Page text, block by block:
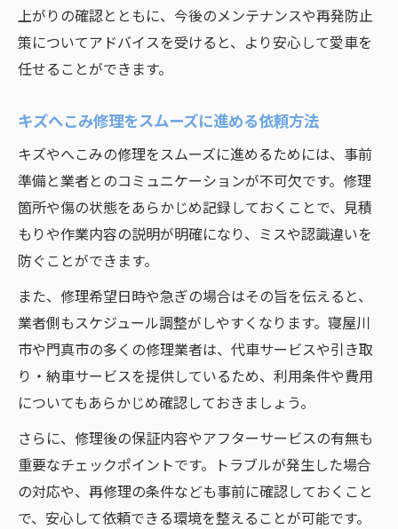
上がりの確認とともに、今後のメンテナンスや再発防止
策についてアドバイスを受けると、より安心して愛車を
任せることができます。
キズへこみ修理をスムーズに進める依頼方法
キズやへこみの修理をスムーズに進めるためには、事前
準備と業者とのコミュニケーションが不可欠です。修理
箇所や傷の状態をあらかじめ記録しておくことで、見積
もりや作業内容の説明が明確になり、ミスや認識違いを
防ぐことができます。
また、修理希望日時や急ぎの場合はその旨を伝えると、
業者側もスケジュール調整がしやすくなります。寝屋川
市や門真市の多くの修理業者は、代車サービスや引き取
り・納車サービスを提供しているため、利用条件や費用
についてもあらかじめ確認しておきましょう。
さらに、修理後の保証内容やアフターサービスの有無も
重要なチェックポイントです。トラブルが発生した場合
の対応や、再修理の条件なども事前に確認しておくこと
で、安心して依頼できる環境を整えることが可能です。